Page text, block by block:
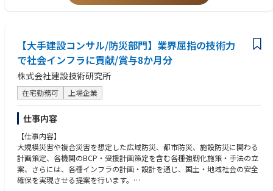
【大手建設コンサル/防災部門】業界屈指の技術力
で社会インフラに貢献/賞与8か月分
株式会社建設技術研究所
在宅勤務可 上場企業
仕事内容
【仕事内容】
大規模災害や複合災害を想定した広域防災、都市防災、施設防災に関わる
計画策定、各機関のBCP・受援計画策定を含む各種強靭化施策・手法の立
案、さらには、各種インフラの計画・設計を通じ、国土・地域社会の安全
確保を実現させる提案を行います。